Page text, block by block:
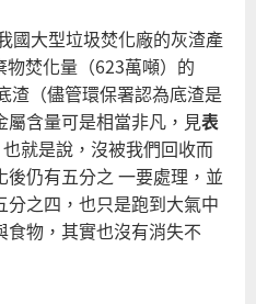
國大型垃圾焚化廠的灰渣產
焚化量（623萬噸）的
渣（儘管環保署認為底渣是
含量可是相當非凡，見表
就是說，沒被我們回收而
仍有五分之 一要處理，並
之四，也只是跑到大氣中
物，其實也沒有消失不